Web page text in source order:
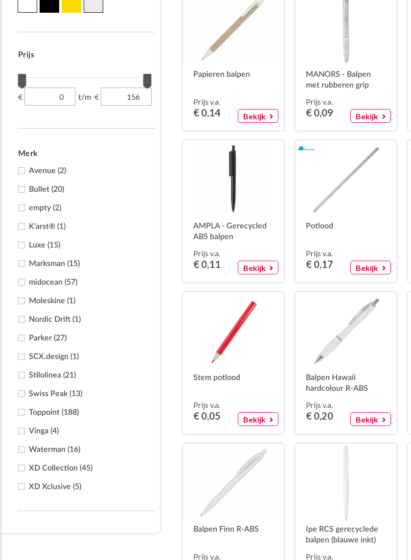
Prijs
€ t/m €
Merk
Avenue (2)
Bullet (20)
empty (2)
K'arst® (1)
Luxe (15)
Marksman (15)
midocean (57)
Moleskine (1)
Nordic Drift (1)
Parker (27)
SCX.design (1)
Stilolinea (21)
Swiss Peak (13)
Toppoint (188)
Vinga (4)
Waterman (16)
XD Collection (45)
XD Xclusive (5)
Papieren balpen
Prijs v.a.
€ 0,14 Bekijk
MANORS - Balpen
met rubberen grip
Prijs v.a.
€ 0,09 Bekijk
AMPLA - Gerecycled
ABS balpen
Prijs v.a.
€ 0,11 Bekijk
Potlood
Prijs v.a.
€ 0,17 Bekijk
Stem potlood
Prijs v.a.
€ 0,05 Bekijk
Balpen Hawaii
hardcolour R-ABS
Prijs v.a.
€ 0,20 Bekijk
Balpen Finn R-ABS
Prijs v.a.
Ipe RCS gerecyclede
balpen (blauwe inkt)
Prijs v.a.